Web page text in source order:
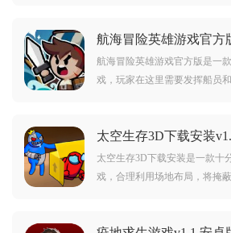
女，感兴趣的朋友可以来下载
航海冒险英雄游戏官方
航海冒险英雄游戏官方版是一
戏，玩家在这里需要发挥船员
太空生存3D下载安装
太空生存3D下载安装是一款十
戏，合理利用场地布局，将掩